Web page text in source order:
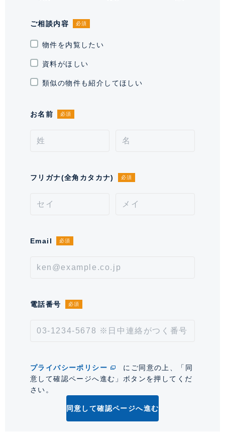
情報、料金等はお問い合わせ下さ
通学区域小学校 千代田小学校(約1,100m)
■退去時:清掃費・エアコン清掃費164,560円■保証会社
初回保証料:契約時月額賃料等の50%、継続保証料:毎年
次回更新予定日
*「交通/駅徒歩」とは、当該物件の最寄駅(路線)、バス停、およびそこまでの徒歩所要
時間を表示します。
ご相談内容 必須
物件を内覧したい
資料がほしい
類似の物件も紹介してほしい
お名前 必須
フリガナ(全角カタカナ) 必須
Email 必須
電話番号 必須
プライバシーポリシー
にご同意の上、「同
意して確認ページへ進む」ボタンを押してくだ
さい。
同意して確認ページへ進む